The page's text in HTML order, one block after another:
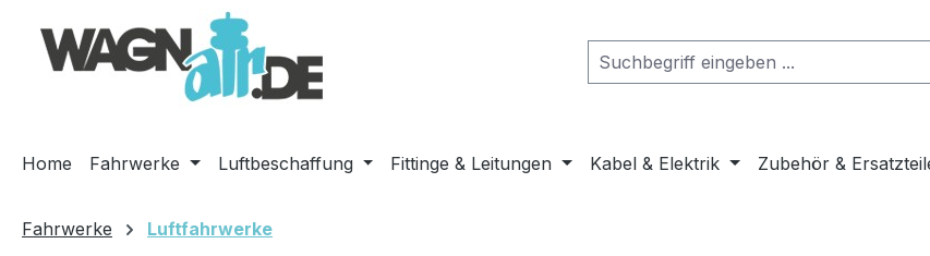
Hauptinhalt springen
Zur Suche springen
Zur Hauptnavigation springen
Home Fahrwerke Luftbeschaffung Fittinge & Leitungen Kabel & Elektrik Zubehör &
Fahrwerke Luftfahrwerke